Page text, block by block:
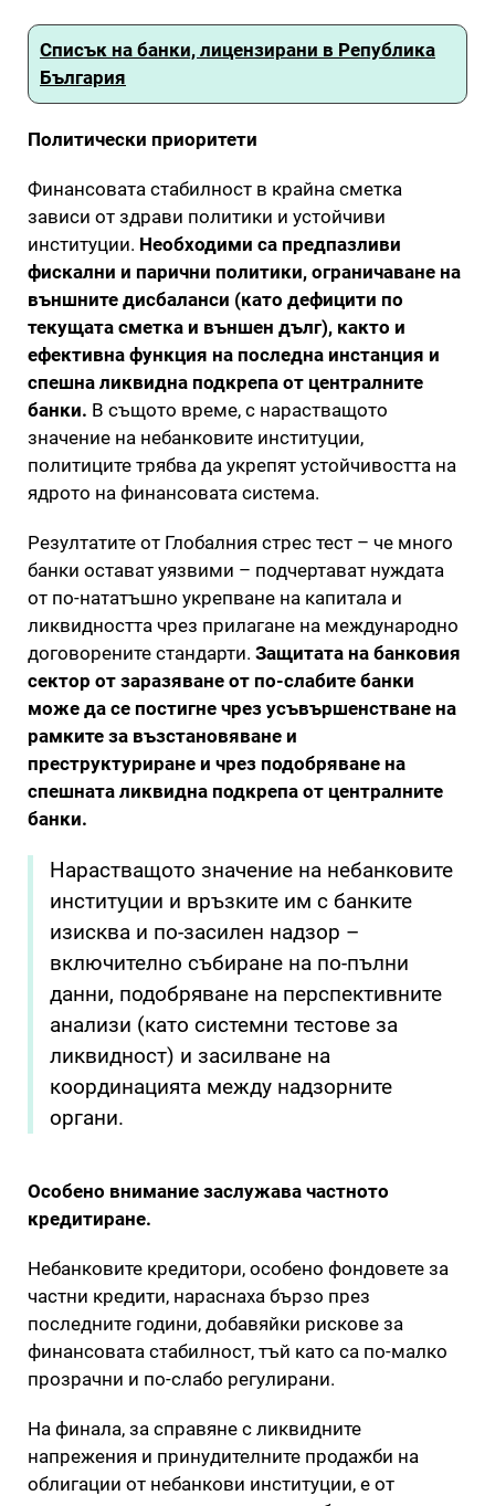
Списък на банки, лицензирани в Република
България
Политически приоритети
Финансовата стабилност в крайна сметка
зависи от здрави политики и устойчиви
институции. Необходими са предпазливи
фискални и парични политики, ограничаване на
външните дисбаланси (като дефицити по
текущата сметка и външен дълг), както и
ефективна функция на последна инстанция и
спешна ликвидна подкрепа от централните
банки. В същото време, с нарастващото
значение на небанковите институции,
политиците трябва да укрепят устойчивостта на
ядрото на финансовата система.
Резултатите от Глобалния стрес тест – че много
банки остават уязвими – подчертават нуждата
от по-нататъшно укрепване на капитала и
ликвидността чрез прилагане на международно
договорените стандарти. Защитата на банковия
сектор от заразяване от по-слабите банки
може да се постигне чрез усъвършенстване на
рамките за възстановяване и
преструктуриране и чрез подобряване на
спешната ликвидна подкрепа от централните
банки.
Нарастващото значение на небанковите
институции и връзките им с банките
изисква и по-засилен надзор –
включително събиране на по-пълни
данни, подобряване на перспективните
анализи (като системни тестове за
ликвидност) и засилване на
координацията между надзорните
органи.
Особено внимание заслужава частното
кредитиране.
Небанковите кредитори, особено фондовете за
частни кредити, нараснаха бързо през
последните години, добавяйки рискове за
финансовата стабилност, тъй като са по-малко
прозрачни и по-слабо регулирани.
На финала, за справяне с ликвидните
напрежения и принудителните продажби на
облигации от небанкови институции, е от